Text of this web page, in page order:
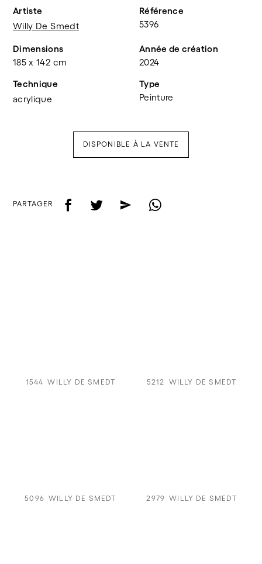
Artiste
Willy De Smedt
Référence
5396
Dimensions
185 x 142 cm
Année de création
2024
Technique
acrylique
Type
Peinture
DISPONIBLE À LA VENTE
PARTAGER f t e w
1544 WILLY DE SMEDT 5212 WILLY DE SMEDT
5096 WILLY DE SMEDT 2979 WILLY DE SMEDT